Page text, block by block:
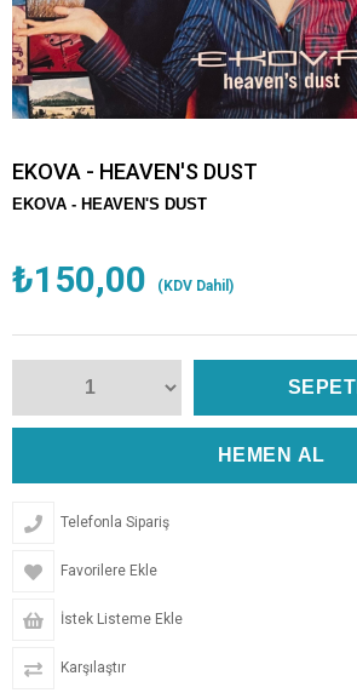
EKOVA - HEAVEN'S DUST
EKOVA - HEAVEN'S DUST
₺150,00 (KDV Dahil)
Telefonla Sipariş
Favorilere Ekle
İstek Listeme Ekle
Karşılaştır